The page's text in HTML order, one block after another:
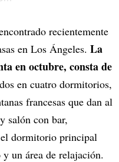
recientemente
en Los Ángeles. La
en octubre, consta de
en cuatro dormitorios,
francesas que dan al
salón con bar,
dormitorio principal
un área de relajación.